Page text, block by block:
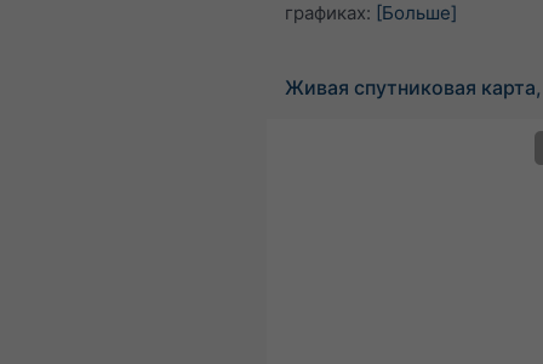
графиках: [Больше]
Живая спутниковая